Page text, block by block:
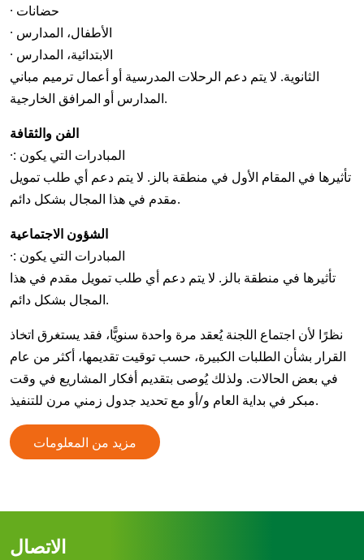
· حضانات
· الأطفال، المدارس
· الابتدائية، المدارس
الثانوية. لا يتم دعم الرحلات المدرسية أو أعمال ترميم مباني
المدارس أو المرافق الخارجية.
الفن والثقافة
·: المبادرات التي يكون
تأثيرها في المقام الأول في منطقة بالز. لا يتم دعم أي طلب تمويل
مقدم في هذا المجال بشكل دائم.
الشؤون الاجتماعية
·: المبادرات التي يكون
تأثيرها في منطقة بالز. لا يتم دعم أي طلب تمويل مقدم في هذا
المجال بشكل دائم.
نظرًا لأن اجتماع اللجنة يُعقد مرة واحدة سنويًّا، فقد يستغرق اتخاذ
القرار بشأن الطلبات الكبيرة، حسب توقيت تقديمها، أكثر من عام
في بعض الحالات. ولذلك يُوصى بتقديم أفكار المشاريع في وقت
مبكر في بداية العام و/أو مع تحديد جدول زمني مرن للتنفيذ.
مزيد من المعلومات
الاتصال